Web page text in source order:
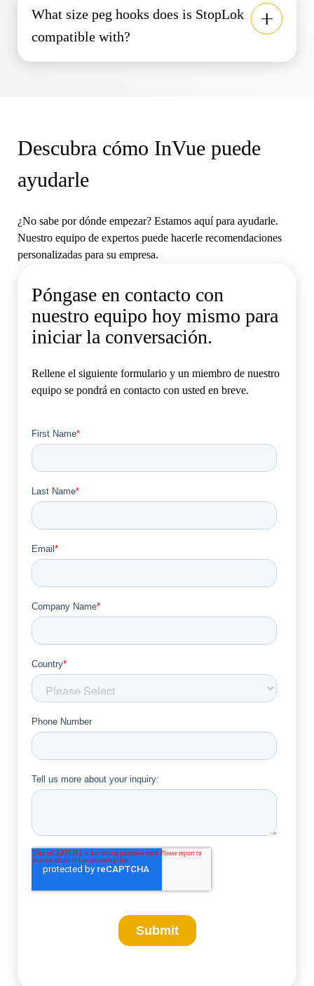
What size peg hooks does is StopLok
compatible with?
Descubra cómo InVue puede
ayudarle
¿No sabe por dónde empezar? Estamos aquí para ayudarle.
Nuestro equipo de expertos puede hacerle recomendaciones
personalizadas para su empresa.
Póngase en contacto con
nuestro equipo hoy mismo para
iniciar la conversación.
Rellene el siguiente formulario y un miembro de nuestro
equipo se pondrá en contacto con usted en breve.